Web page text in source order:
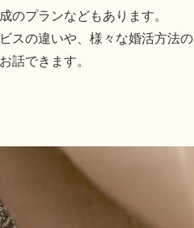
のプランなどもあります。
スの違いや、様々な婚活方法の
話できます。